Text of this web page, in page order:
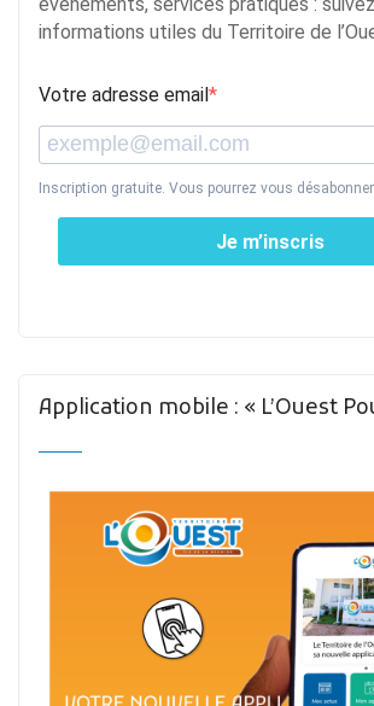
informations utiles du Territoire de
Votre adresse email
Inscription gratuite. Vous pourrez vous
Je m’inscris
Application mobile : « L’Ouest